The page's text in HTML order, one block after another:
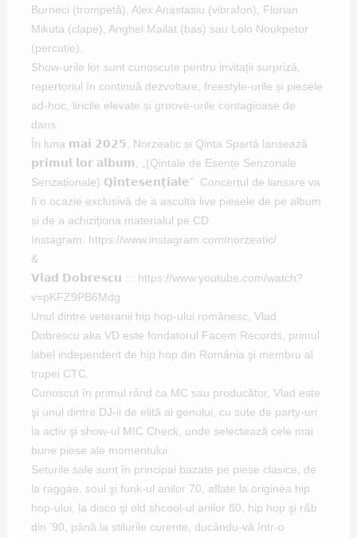
Burneci (trompetă), Alex Anastasiu (vibrafon), Florian
Mikuta (clape), Anghel Mailat (bas) sau Lolo Noukpetor
(percuție).
Show-urile lor sunt cunoscute pentru invitații surpriză,
repertoriul în continuă dezvoltare, freestyle-urile și piesele
ad-hoc, liricile elevate și groove-urile contagioase de
dans.
În luna 𝗺𝗮𝗶 𝟮𝟬𝟮𝟱, Norzeatic și Qinta Spartă lansează
𝗽𝗿𝗶𝗺𝘂𝗹 𝗹𝗼𝗿 𝗮𝗹𝗯𝘂𝗺, „(Qintale de Esențe Senzoriale
Senzaționale) 𝗤𝗶𝗻𝘁𝗲𝘀𝗲𝗻𝘁̦𝗶𝗮𝗹𝗲”. Concertul de lansare va
fi o ocazie exclusivă de a asculta live piesele de pe album
și de a achiziționa materialul pe CD.
Instagram: https://www.instagram.com/norzeatic/
&
𝗩𝗹𝗮𝗱 𝗗𝗼𝗯𝗿𝗲𝘀𝗰𝘂 ::: https://www.youtube.com/watch?
v=pKFZ9PB6Mdg
Unul dintre veteranii hip hop-ului românesc, Vlad
Dobrescu aka VD este fondatorul Facem Records, primul
label independent de hip hop din România şi membru al
trupei CTC.
Cunoscut în primul rând ca MC sau producător, Vlad este
şi unul dintre DJ-ii de elită ai genului, cu sute de party-uri
la activ şi show-ul MIC Check, unde selectează cele mai
bune piese ale momentului.
Seturile sale sunt în principal bazate pe piese clasice, de
la raggae, soul şi funk-ul anilor 70, aflate la originea hip
hop-ului, la disco şi old shcool-ul anilor 80, hip hop şi r&b
din ’90, până la stilurile curente, ducându-vă într-o